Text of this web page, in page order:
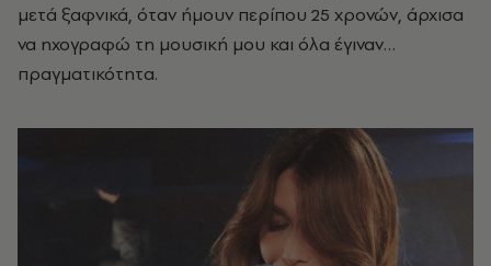
μετά ξαφνικά, όταν ήμουν περίπου 25 χρονών, άρχισα
να ηχογραφώ τη μουσική μου και όλα έγιναν…
πραγματικότητα.